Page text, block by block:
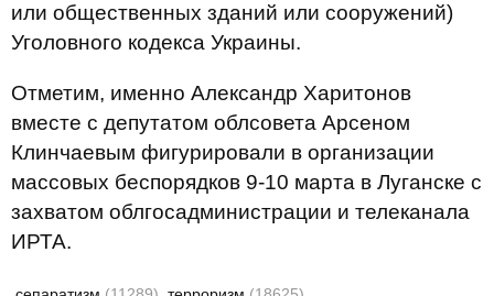
или общественных зданий или сооружений)
Уголовного кодекса Украины.
Отметим, именно Александр Харитонов
вместе с депутатом облсовета Арсеном
Клинчаевым фигурировали в организации
массовых беспорядков 9-10 марта в Луганске с
захватом облгосадминистрации и телеканала
ИРТА.